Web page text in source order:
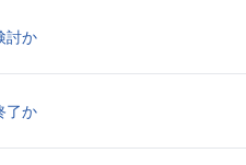
討か
了か